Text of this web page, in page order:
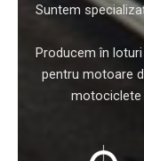
Suntem
Producem în
pentru motoare
motociclete